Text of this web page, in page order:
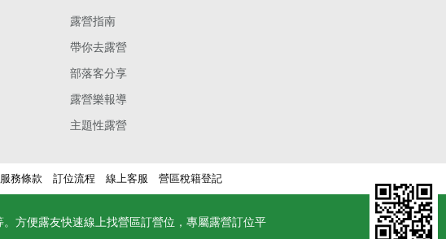
露營指南
帶你去露營
部落客分享
露營樂報導
主題性露營
務條款 訂位流程 線上客服 營區稅籍登記
方便露友快速線上找營區訂營位，專屬露營訂位平